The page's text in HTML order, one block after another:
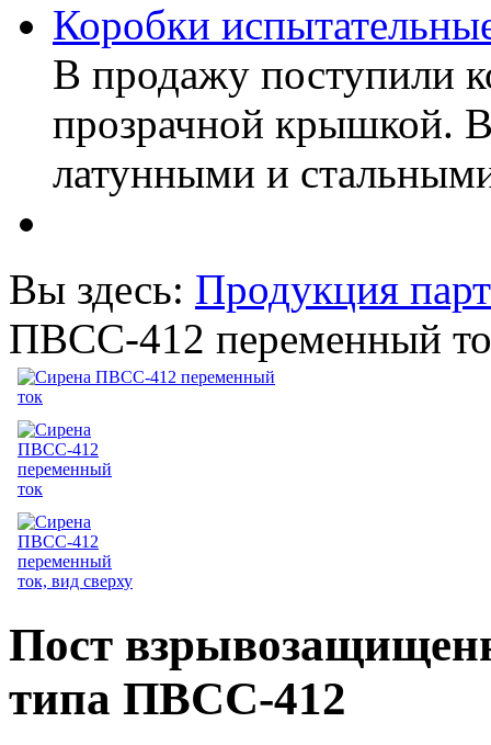
Коробки
В продажу поступили
прозрачной крышкой.
латунными и
Вы здесь: Продукция
ПВСС-412 переменный
Пост
типа ПВСС-412